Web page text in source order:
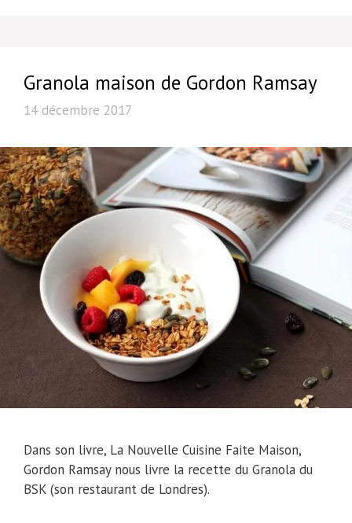
Granola maison de Gordon Ramsay
14 décembre 2017
Dans son livre, La Nouvelle Cuisine Faite Maison,
Gordon Ramsay nous livre la recette du Granola du
BSK (son restaurant de Londres).